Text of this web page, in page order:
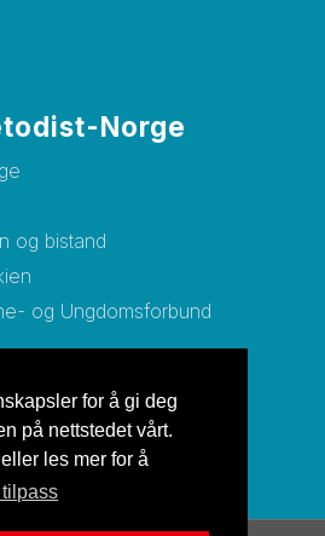
for å gi deg
på nettstedet vårt.
les mer for å
tilpass
Norge
og bistand
og Ungdomsforbund